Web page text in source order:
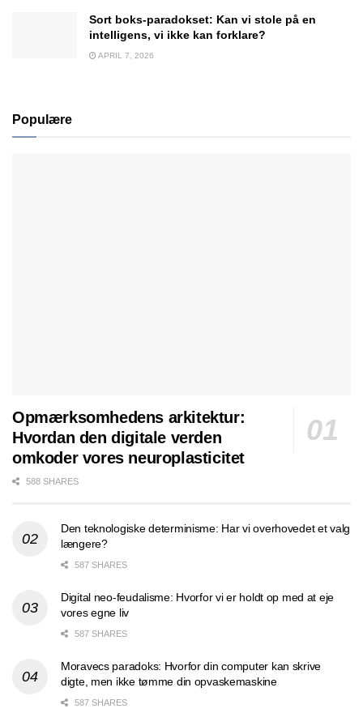
Sort boks-paradokset: Kan vi stole på en
intelligens, vi ikke kan forklare?
APRIL 7, 2026
Populære
Opmærksomhedens arkitektur:
Hvordan den digitale verden
omkoder vores neuroplasticitet
588 SHARES
Den teknologiske determinisme: Har vi overhovedet et valg
længere?
587 SHARES
Digital neo-feudalisme: Hvorfor vi er holdt op med at eje
vores egne liv
587 SHARES
Moravecs paradoks: Hvorfor din computer kan skrive
digte, men ikke tømme din opvaskemaskine
587 SHARES